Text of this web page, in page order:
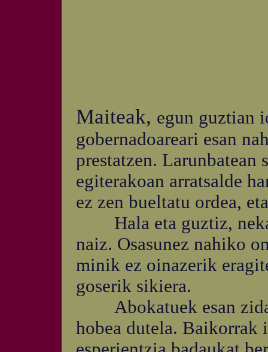
Maiteak, egun guztian
gobernadoareari esan
prestatzen. Larunbatean
egiterakoan arratsalde
ez zen bueltatu ordea,
Hala eta guztiz,
naiz. Osasunez nahiko
minik ez oinazerik
goserik sikiera.
Abokatuek esan
hobea dutela. Baikorrak